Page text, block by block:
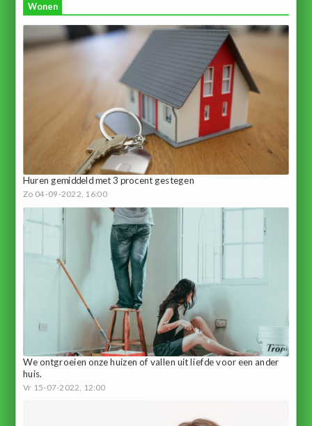
Wonen
Huren gemiddeld met 3 procent gestegen
Zo 04-09-2022, 16:00
We ontgroeien onze huizen of vallen uit liefde voor een ander
huis.
Vr 15-07-2022, 12:00